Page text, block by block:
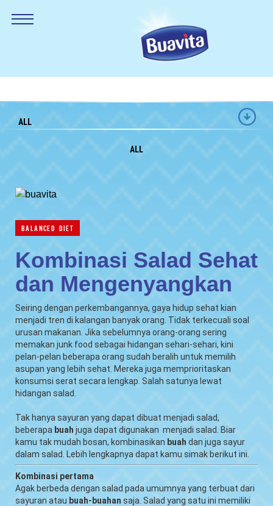
ALL
ALL
BALANCED DIET
Kombinasi Salad Sehat
dan Mengenyangkan
Seiring dengan perkembangannya, gaya hidup sehat kian
menjadi tren di kalangan banyak orang. Tidak terkecuali soal
urusan makanan. Jika sebelumnya orang-orang sering
memakan junk food sebagai hidangan sehari-sehari, kini
pelan-pelan beberapa orang sudah beralih untuk memilih
asupan yang lebih sehat. Mereka juga memprioritaskan
konsumsi serat secara lengkap. Salah satunya lewat
hidangan salad.
Tak hanya sayuran yang dapat dibuat menjadi salad,
beberapa buah juga dapat digunakan menjadi salad. Biar
kamu tak mudah bosan, kombinasikan buah dan juga sayur
dalam salad. Lebih lengkapnya dapat kamu simak berikut ini.
Kombinasi pertama
Agak berbeda dengan salad pada umumnya yang terbuat dari
sayuran atau buah-buahan saja. Salad yang satu ini memiliki